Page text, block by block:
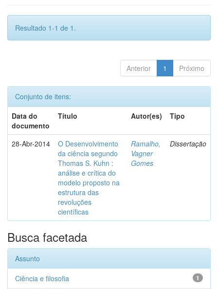
Resultado 1-1 de 1.
Anterior 1 Próximo
Conjunto de itens:
Data do
documento
Título Autor(es) Tipo
28-Abr-2014
O Desenvolvimento
da ciência segundo
Thomas S. Kuhn :
análise e crítica do
modelo proposto na
estrutura das
revoluções
científicas
Ramalho,
Vagner
Gomes
Dissertação
Busca facetada
Assunto
1
Ciência e filosofia